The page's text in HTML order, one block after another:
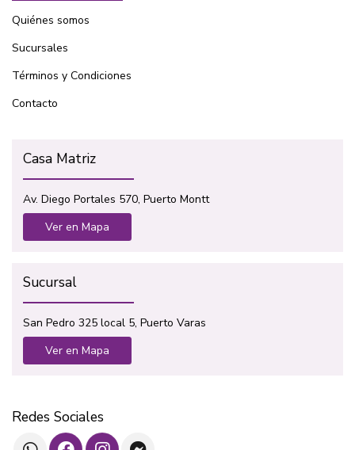
Quiénes somos
Sucursales
Términos y Condiciones
Contacto
Casa Matriz
Av. Diego Portales 570, Puerto Montt
Ver en Mapa
Sucursal
San Pedro 325 local 5, Puerto Varas
Ver en Mapa
Redes Sociales